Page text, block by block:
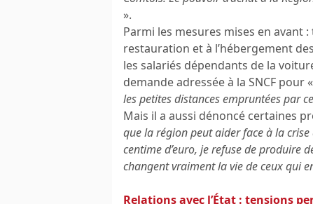
».
Parmi les mesures mises en avant
restauration et à l’hébergement
les salariés dépendants de la
demande adressée à la SNCF pour «
les petites distances empruntées par
Mais il a aussi dénoncé certaines
que la région peut aider face à la
centime d’euro, je refuse de produire
changent vraiment la vie de ceux qui
Relations avec l’État : tensions